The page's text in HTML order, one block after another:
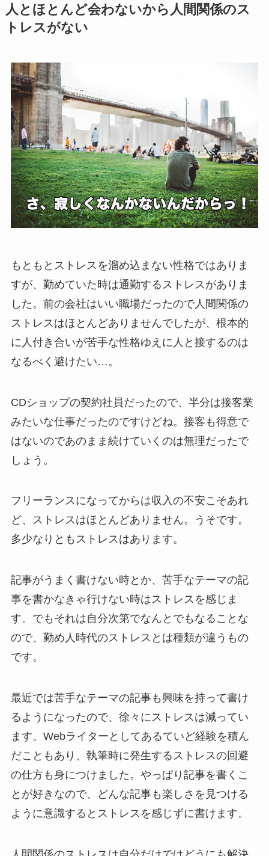
人とほとんど会わないから人間関係のス
トレスがない
もともとストレスを溜め込まない性格ではありま
すが、勤めていた時は通勤するストレスがありま
した。前の会社はいい職場だったので人間関係の
ストレスはほとんどありませんでしたが、根本的
に人付き合いが苦手な性格ゆえに人と接するのは
なるべく避けたい…。
CDショップの契約社員だったので、半分は接客業
みたいな仕事だったのですけどね。接客も得意で
はないのであのまま続けていくのは無理だったで
しょう。
フリーランスになってからは収入の不安こそあれ
ど、ストレスはほとんどありません。うそです。
多少なりともストレスはあります。
記事がうまく書けない時とか、苦手なテーマの記
事を書かなきゃ行けない時はストレスを感じま
す。でもそれは自分次第でなんとでもなることな
ので、勤め人時代のストレスとは種類が違うもの
です。
最近では苦手なテーマの記事も興味を持って書け
るようになったので、徐々にストレスは減ってい
ます。Webライターとしてあるていど経験を積ん
だこともあり、執筆時に発生するストレスの回避
の仕方も身につけました。やっぱり記事を書くこ
とが好きなので、どんな記事も楽しさを見つける
ように意識するとストレスを感じずに書けます。